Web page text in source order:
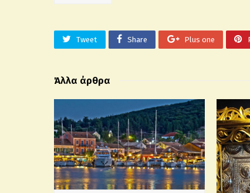
Tweet Share Plus one
Άλλα άρθρα